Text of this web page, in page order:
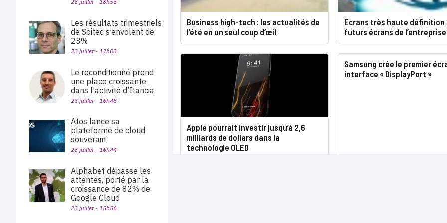
Business high-tech : les actualités de
l’été en un seul coup d’œil
Ecrans très haute définition
futurs écrans de l’entreprise
Apple pourrait investir jusqu’à 2,6
milliards de dollars dans la
technologie OLED
Samsung crée le premier
interface « DisplayPort »
23 juillet - 18h56
Les résultats trimestriels
de Soitec s’envolent de
23%
23 juillet - 17h03
Le reconditionné prend
une place croissante
dans l’activité d’Itancia
23 juillet - 16h48
Atos lance sa
plateforme de cloud
souverain
23 juillet - 16h44
Alphabet dépasse les
attentes, porté par la
croissance de 82% de
Google Cloud
23 juillet - 15h56